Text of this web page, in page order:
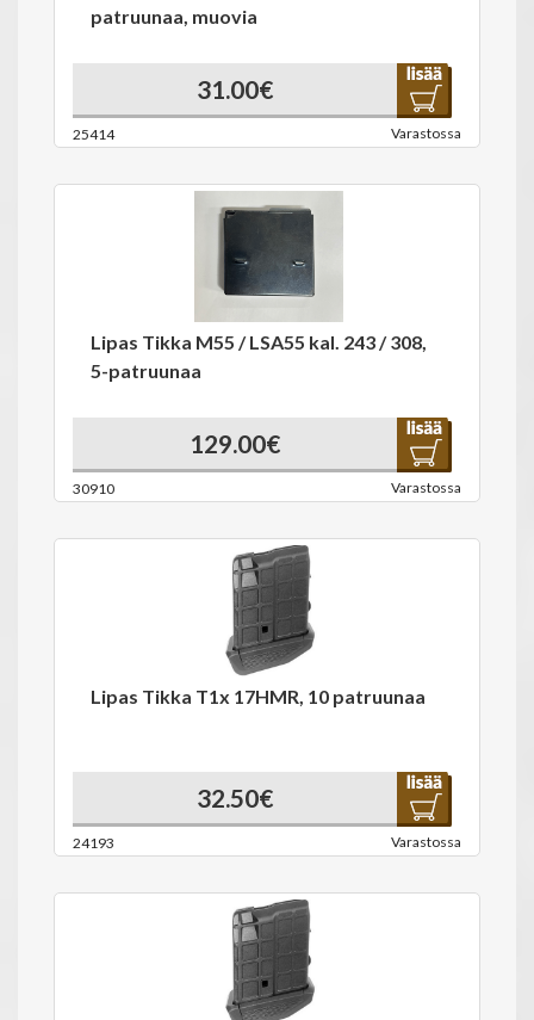
patruunaa, muovia
31.00€
25414 Varastossa
Lipas Tikka M55 / LSA55 kal. 243 / 308,
5-patruunaa
129.00€
30910 Varastossa
Lipas Tikka T1x 17HMR, 10 patruunaa
32.50€
24193 Varastossa